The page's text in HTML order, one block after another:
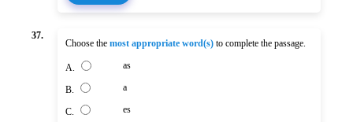
37.
Choose the most appropriate word(s) to complete the passage.
A. as
B. a
C. es